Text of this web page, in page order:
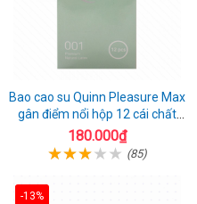
Bao cao su Quinn Pleasure Max
gân điểm nổi hộp 12 cái chất
lượng
180.000₫
(85)
-13%